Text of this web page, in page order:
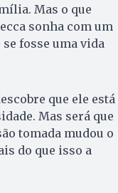
Mas o que
sonha com um
fosse uma vida
que ele está
Mas será que
tomada mudou o
do que isso a